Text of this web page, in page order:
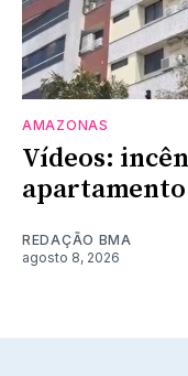
AMAZONAS
Vídeos:
REDAÇÃO BMA
agosto 8, 2026